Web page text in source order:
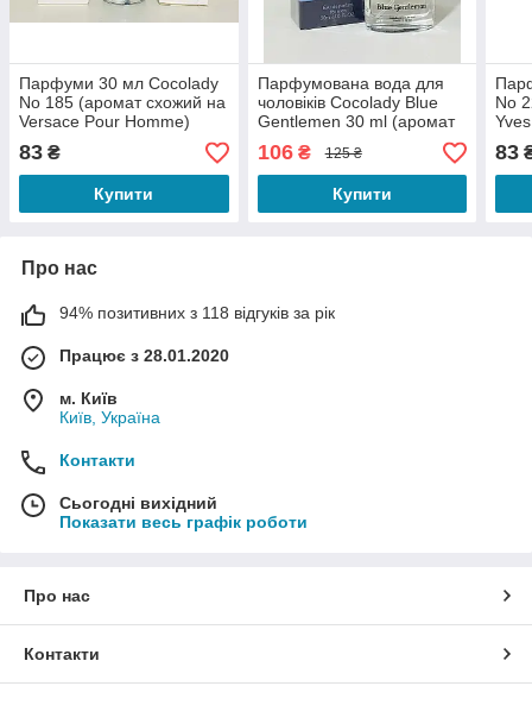
Парфуми 30 мл Cocolady
No 185 (аромат схожий на
Versace Pour Homme)
83 ₴
Купити
Парфумована вода для
чоловіків Cocolady Blue
Gentlemen 30 ml (аромат
схожий на Giv. Blue Label
Pour Homme)
106₴ 125 ₴
Купити
No
83
Про нас
94% позитивних з 118 відгуків за рік
Працює з 28.01.2020
м. Київ
Київ, Україна
Контакти
Сьогодні вихідний
Показати весь графік роботи
Про нас
Контакти